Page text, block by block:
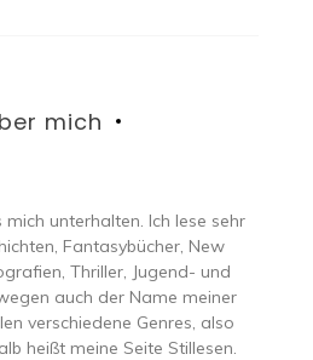
mich
mich unterhalten. Ich lese sehr
Fantasybücher, New
Thriller, Jugend- und
auch der Name meiner
verschiedene Genres, also
heißt meine Seite Stillesen.